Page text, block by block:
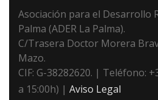
Asociación para el Desarrollo
Palma (ADER La Palma).
C/Trasera Doctor Morera
Mazo.
CIF: G-38282620. | Teléfono:
a 15:00h) | Aviso Legal